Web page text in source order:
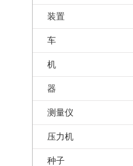
装置
车
机
器
测量仪
压力机
种子